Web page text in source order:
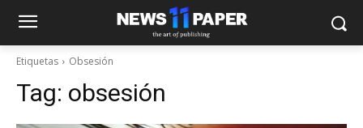
Etiquetas Obsesión
Tag: obsesión